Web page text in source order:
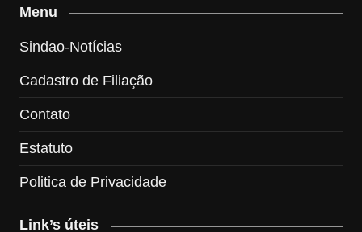
Menu
Sindao-Notícias
Cadastro de Filiação
Contato
Estatuto
Politica de Privacidade
Link’s úteis